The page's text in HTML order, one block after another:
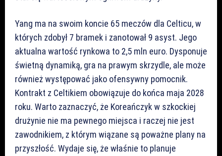
Yang ma na swoim koncie 65 meczów dla Celticu, w
których zdobył 7 bramek i zanotował 9 asyst. Jego
aktualna wartość rynkowa to 2,5 mln euro. Dysponuje
świetną dynamiką, gra na prawym skrzydle, ale może
również występować jako ofensywny pomocnik.
Kontrakt z Celtikiem obowiązuje do końca maja 2028
roku. Warto zaznaczyć, że Koreańczyk w szkockiej
drużynie nie ma pewnego miejsca i raczej nie jest
zawodnikiem, z którym wiązane są poważne plany na
przyszłość. Wydaje się, że właśnie to planuje